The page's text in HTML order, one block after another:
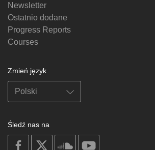
Newsletter
Ostatnio dodane
Progress Reports
Courses
Zmień język
Śledź nas na
on